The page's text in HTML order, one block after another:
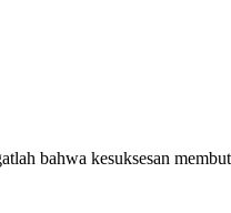
bahwa kesuksesan